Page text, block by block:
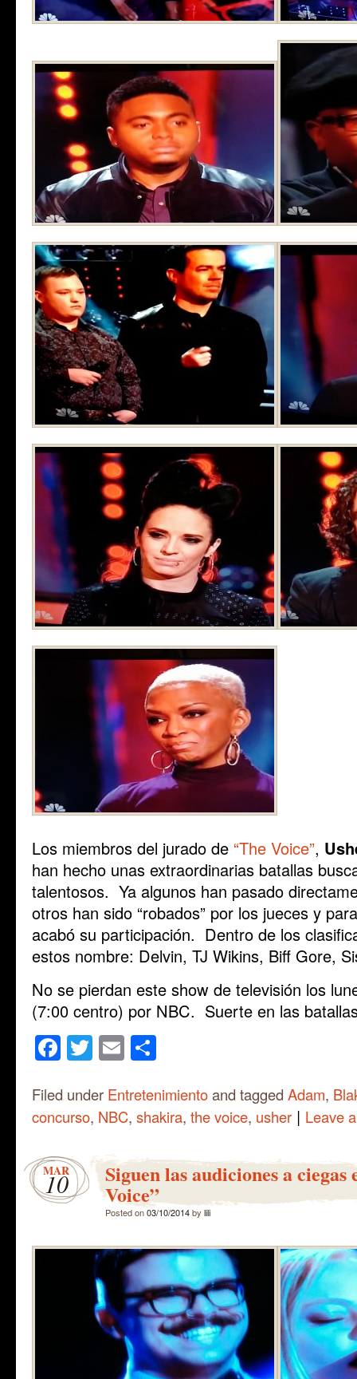
Los miembros del jurado de “The Voice”,
han hecho unas extraordinarias batallas
talentosos. Ya algunos han pasado
otros han sido “robados” por los jueces y
acabó su participación. Dentro de los
estos nombre: Delvin, TJ Wikins, Biff Gore,
No se pierdan este show de televisión los
(7:00 centro) por NBC. Suerte en las
Facebook
Twitter
Email
Filed under Entretenimientoand tagged Adam,
concurso, NBC, shakira, the voice, usher | Leave
MAR
10 Siguen las audiciones a ciegas
Voice”
Posted on03/10/2014by lili